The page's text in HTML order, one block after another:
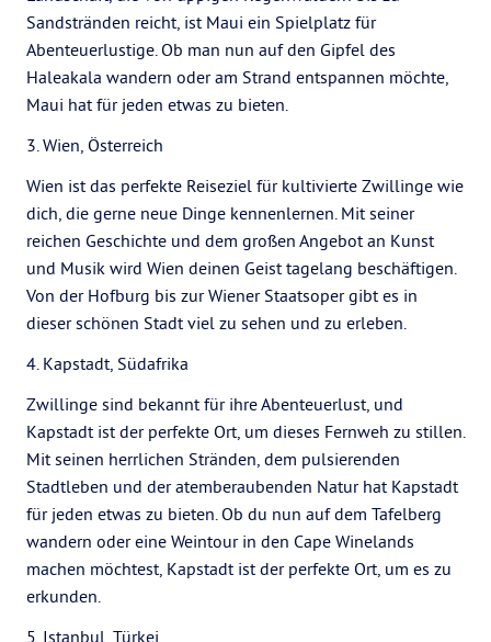
Sandstränden reicht, ist Maui ein Spielplatz für
Abenteuerlustige. Ob man nun auf den Gipfel des
Haleakala wandern oder am Strand entspannen möchte,
Maui hat für jeden etwas zu bieten.
3. Wien, Österreich
Wien ist das perfekte Reiseziel für kultivierte Zwillinge wie
dich, die gerne neue Dinge kennenlernen. Mit seiner
reichen Geschichte und dem großen Angebot an Kunst
und Musik wird Wien deinen Geist tagelang beschäftigen.
Von der Hofburg bis zur Wiener Staatsoper gibt es in
dieser schönen Stadt viel zu sehen und zu erleben.
4. Kapstadt, Südafrika
Zwillinge sind bekannt für ihre Abenteuerlust, und
Kapstadt ist der perfekte Ort, um dieses Fernweh zu stillen.
Mit seinen herrlichen Stränden, dem pulsierenden
Stadtleben und der atemberaubenden Natur hat Kapstadt
für jeden etwas zu bieten. Ob du nun auf dem Tafelberg
wandern oder eine Weintour in den Cape Winelands
machen möchtest, Kapstadt ist der perfekte Ort, um es zu
erkunden.
5. Istanbul, Türkei